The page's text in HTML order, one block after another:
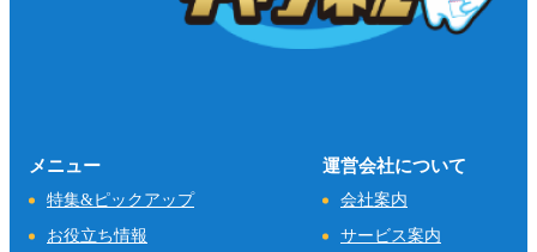
メニュー
特集&ピックアップ
お役立ち情報
運営会社について
会社案内
サービス案内